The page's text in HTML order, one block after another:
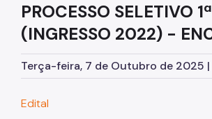
Cursos
Cursos Anteriores
Direitos e Deveres do Aluno
PROCESSO SELETIVO
(INGRESSO 2022) -
Terça-feira, 7 de Outubro de 2025 |
Edital